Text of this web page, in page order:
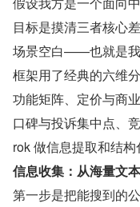
目标是摸清三者核心
场景空白——也就是我
框架用了经典的六维
功能矩阵、定价与商
口碑与投诉集中点、
rok 做信息提取和结构
信息收集：从海量文
第一步是把能搜到的